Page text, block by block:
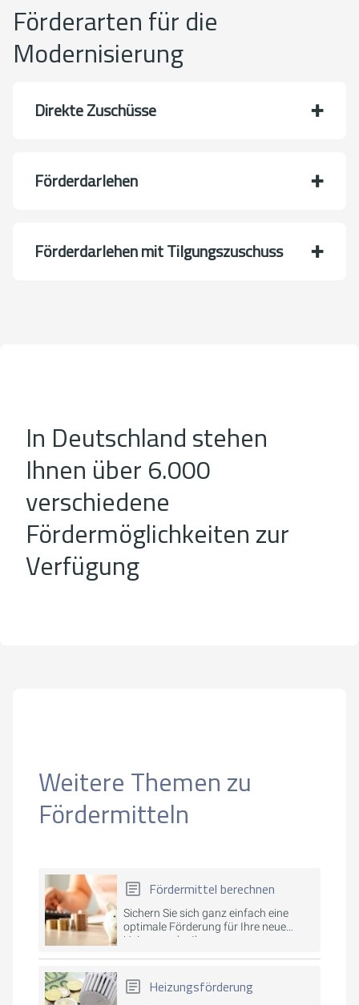
Förderarten für die
Modernisierung
Direkte Zuschüsse
Förderdarlehen
Förderdarlehen mit Tilgungszuschuss
In Deutschland stehen
Ihnen über 6.000
verschiedene
Fördermöglichkeiten zur
Verfügung
Weitere Themen zu
Fördermitteln
Fördermittel berechnen
Sichern Sie sich ganz einfach eine
optimale Förderung für Ihre neue
Heizung oder Ihre
Heizungsförderung